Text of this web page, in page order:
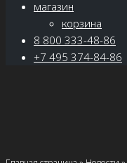
магазин
корзина
8 800 333-48-86
+7 495 374-84-86